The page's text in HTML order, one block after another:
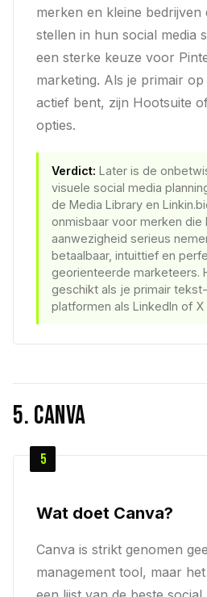
merken en kleine bedrijven
stellen in hun social media
een sterke keuze voor
marketing. Als je primair
actief bent, zijn Hootsuite
opties.
Verdict: Later is de
visuele social media
de Media Library en
onmisbaar voor merken die
aanwezigheid serieus
betaalbaar, intuittief en
georienteerde marketeers.
geschikt als je primair
platformen als LinkedIn of X
5. Canva
5
Wat doet Canva?
Canva is strikt genomen
management tool, maar